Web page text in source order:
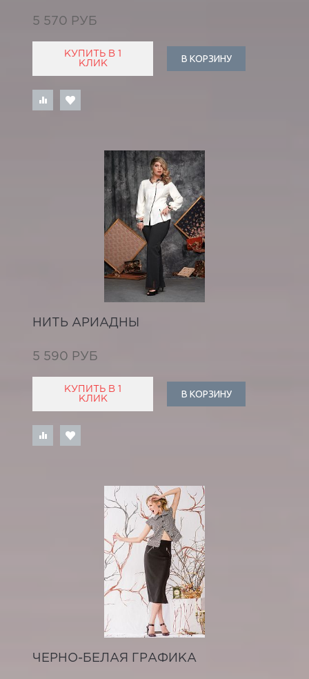
5 570 РУБ
КУПИТЬ В 1
КЛИК
В КОРЗИНУ
НИТЬ АРИАДНЫ
5 590 РУБ
КУПИТЬ В 1
КЛИК
В КОРЗИНУ
ЧЕРНО-БЕЛАЯ ГРАФИКА